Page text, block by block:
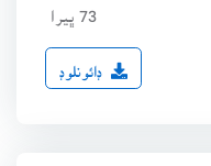
73 ڀيرا
ڊائونلوڊ